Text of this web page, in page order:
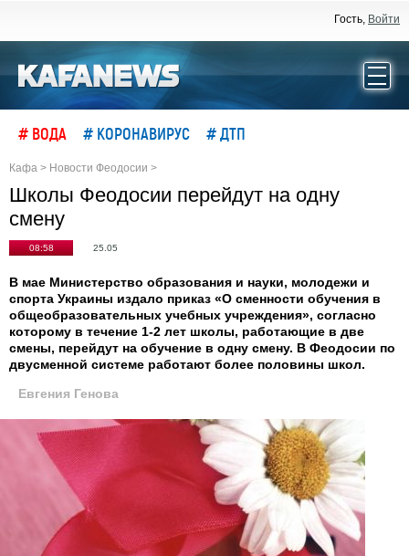
Гость, Войти
# ВОДА # КОРОНАВИРУС # ДТП
Кафа > Новости Феодосии >
Школы Феодосии перейдут на одну
смену
08:58 25.05
В мае Министерство образования и науки, молодежи и
спорта Украины издало приказ «О сменности обучения в
общеобразовательных учебных учреждения», согласно
которому в течение 1-2 лет школы, работающие в две
смены, перейдут на обучение в одну смену. В Феодосии по
двусменной системе работают более половины школ.
Евгения Генова